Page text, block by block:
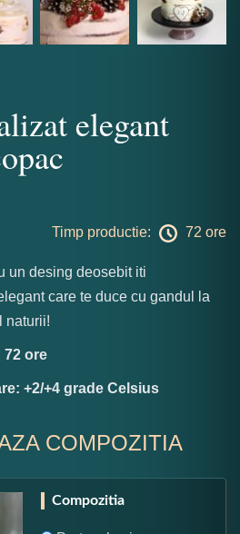
elegant
Timp productie: 72 ore
un desing deosebit iti
care te duce cu gandul la
naturii!
72 ore
+2/+4 grade Celsius
COMPOZITIA
Compozitia